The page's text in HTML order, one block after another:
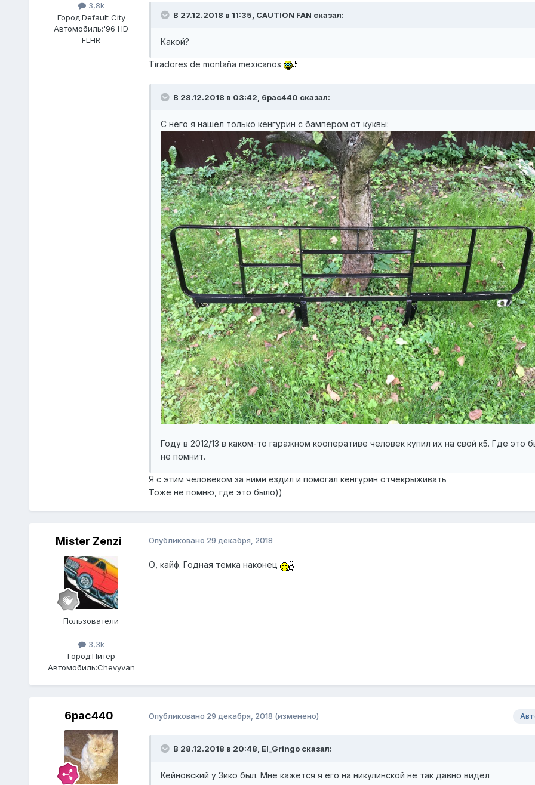
3,8k
Город:Default City
Автомобиль:'96 HD
FLHR
В 27.12.2018 в 11:35, CAUTION FAN сказал:
Какой?
Tiradores de montaña mexicanos
В 28.12.2018 в 03:42, 6pac440 сказал:
С него я нашел только кенгурин с бампером от куквы:
Году в 2012/13 в каком-то гаражном кооперативе человек купил их на свой к5. Где это
не помнит.
Я с этим человеком за ними ездил и помогал кенгурин отчекрыживать
Тоже не помню, где это было))
Mister Zenzi
Пользователи
3,3k
Город:Питер
Автомобиль:Chevyvan
Опубликовано 29 декабря, 2018
О, кайф. Годная темка наконец
6pac440 Опубликовано 29 декабря, 2018 (изменено)
В 28.12.2018 в 20:48, El_Gringo сказал:
Кейновский у Зико был. Мне кажется я его на никулинской не так давно видел